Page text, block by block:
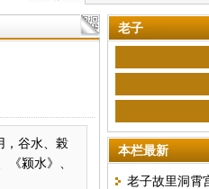
，谷水、榖
颍水》、
老子
本栏最新
老子故里洞霄